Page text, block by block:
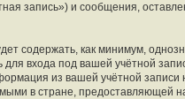
запись») и сообщения,
содержать, как минимум,
для входа под вашей учётной
из вашей учётной
в стране, предоставляющей